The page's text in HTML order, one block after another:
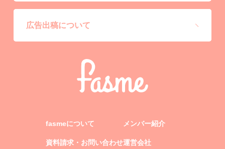
広告出稿について
fasmeについて
資料請求・お問い合わせ
メンバー紹介
運営会社